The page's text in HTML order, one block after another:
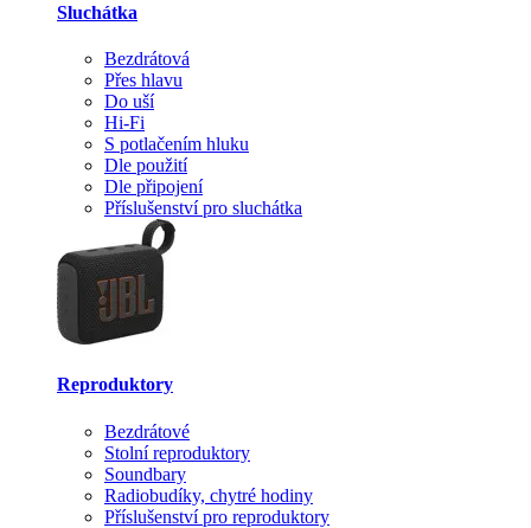
Sluchátka
Bezdrátová
Přes hlavu
Do uší
Hi-Fi
S potlačením hluku
Dle použití
Dle připojení
Příslušenství pro sluchátka
Reproduktory
Bezdrátové
Stolní reproduktory
Soundbary
Radiobudíky, chytré hodiny
Příslušenství pro reproduktory